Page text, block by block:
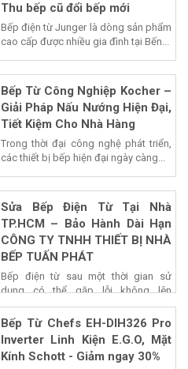
Thu bếp cũ đổi bếp mới
Bếp điện từ Junger là dòng sản phẩm
cao cấp được nhiều gia đình tại Bến...
Bếp Từ Công Nghiệp Kocher –
Giải Pháp Nấu Nướng Hiện Đại,
Tiết Kiệm Cho Nhà Hàng
Trong thời đại công nghệ phát triển,
các thiết bị bếp hiện đại ngày càng...
Sửa Bếp Điện Từ Tại Nhà
TP.HCM – Bảo Hành Dài Hạn
CÔNG TY TNHH THIẾT BỊ NHÀ
BẾP TUẤN PHÁT
Bếp điện từ sau một thời gian sử
dụng có thể gặp lỗi không lên
nguồn,...
Bếp Từ Chefs EH-DIH326 Pro
Inverter Linh Kiện E.G.O, Mặt
Kính Schott - Giảm ngay 30%